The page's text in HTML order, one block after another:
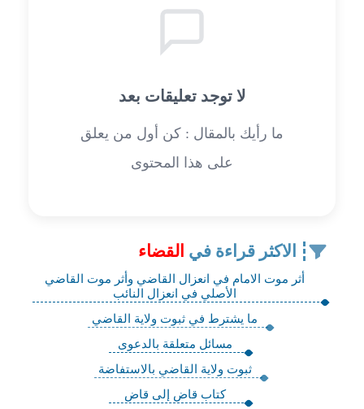
لا توجد تعليقات بعد
ما رأيك بالمقال : كن أول من يعلق
على هذا المحتوى
الاكثر قراءة في القضاء
أثر موت الامام في انعزال القاضي وأثر موت القاضي
الأصلي في انعزال النائب
ما يشترط في ثبوت ولاية القاضي
مسائل متعلقة بالدعوى
ثبوت ولاية القاضي بالاستفاضة
كتاب قاض إلى قاض